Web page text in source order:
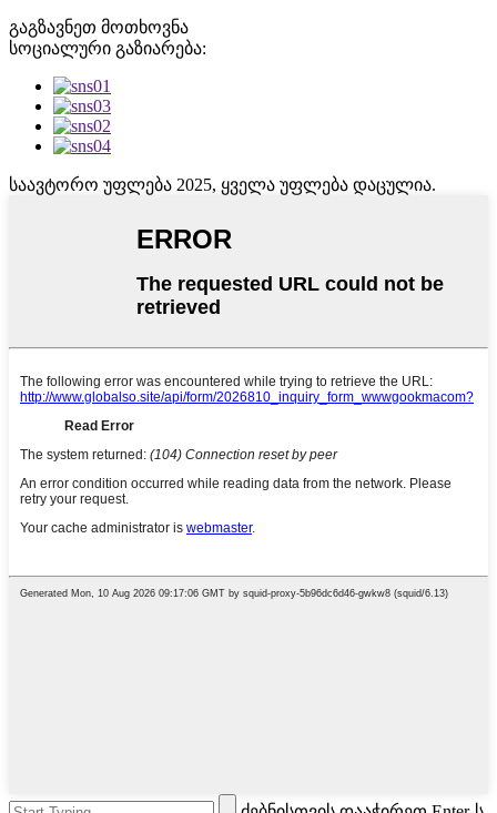
გაგზავნეთ მოთხოვნა
სოციალური გაზიარება:
საავტორო უფლება 2025, ყველა უფლება დაცულია.